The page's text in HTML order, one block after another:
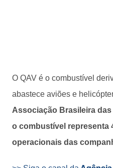
O QAV é o combustível
abastece aviões e
Associação Brasileira
o combustível representa
operacionais das